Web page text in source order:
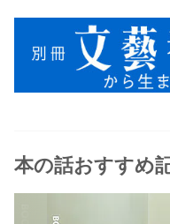
本の話おすすめ